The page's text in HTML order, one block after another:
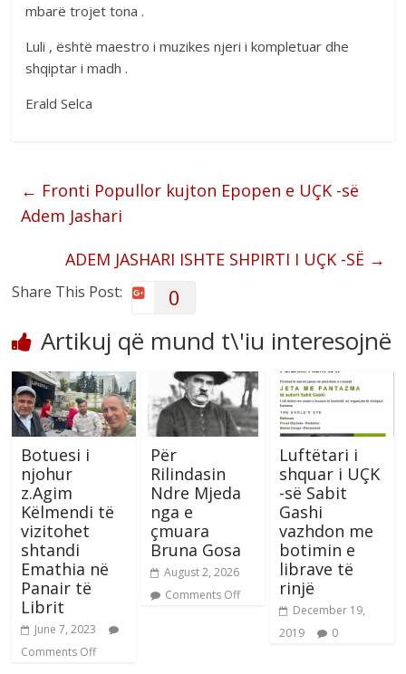
mbarë trojet tona .
Luli , është maestro i muzikes njeri i kompletuar dhe
shqiptar i madh .
Erald Selca
← Fronti Popullor kujton Epopen e UÇK -së
Adem Jashari
ADEM JASHARI ISHTE SHPIRTI I UÇK -SË →
Share This Post: 0
Artikuj që mund t\'iu interesojnë
Botuesi i
njohur
z.Agim
Këlmendi të
vizitohet
shtandi
Emathia në
Panair të
Librit
June 7, 2023
Comments Off
Për
Rilindasin
Ndre Mjeda
nga e
çmuara
Bruna Gosa
August 2, 2026
Comments Off
Luftëtari i
shquar i UÇK
-së Sabit
Gashi
vazhdon me
botimin e
librave të
rinjë
December 19,
2019
0